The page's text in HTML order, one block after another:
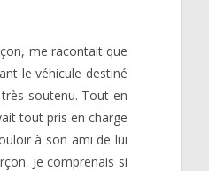
me racontait que
le véhicule destiné
soutenu. Tout en
tout pris en charge
à son ami de lui
Je comprenais si